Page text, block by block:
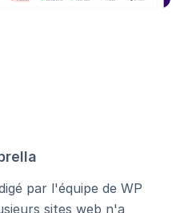
par l'équipe de WP
sites web n'a